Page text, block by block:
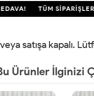
TÜM
satışa kapalı.
Ürünler İlginizi